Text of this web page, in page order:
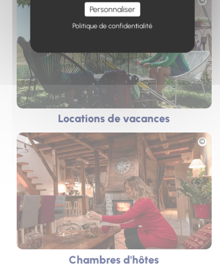
Locations de vacances
Chambres d'hôtes
Photo
Personnaliser
Politique de confidentialité